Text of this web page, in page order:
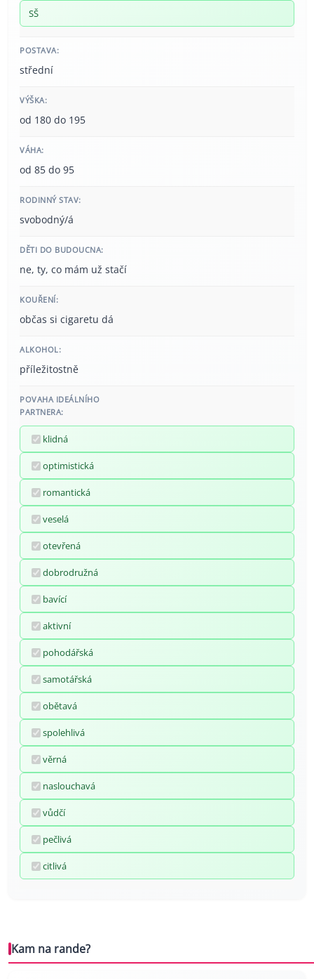
SŠ
POSTAVA:
střední
VÝŠKA:
od 180 do 195
VÁHA:
od 85 do 95
RODINNÝ STAV:
svobodný/á
DĚTI DO BUDOUCNA:
ne, ty, co mám už stačí
KOUŘENÍ:
občas si cigaretu dá
ALKOHOL:
příležitostně
POVAHA IDEÁLNÍHO
PARTNERA:
klidná
optimistická
romantická
veselá
otevřená
dobrodružná
bavící
aktivní
pohodářská
samotářská
obětavá
spolehlivá
věrná
naslouchavá
vůdčí
pečlivá
citlivá
Kam na rande?